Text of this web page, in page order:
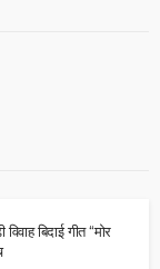
बिदाई गीत “मोर